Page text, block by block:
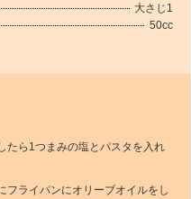
大さじ1
50cc
たら1つまみの塩とパスタを入れ
ライパンにオリーブオイルをし